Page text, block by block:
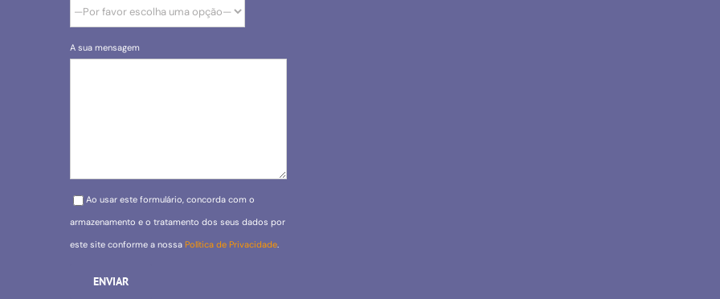
A sua mensagem
Please leave this field empty.
Ao usar este formulário, concorda com o
armazenamento e o tratamento dos seus dados por
este site conforme a nossa Política de Privacidade.